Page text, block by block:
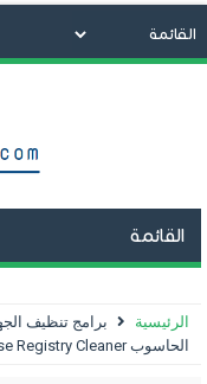
الرئيسية برامج تنظيف
الحاسوب Wise Registry Cleaner